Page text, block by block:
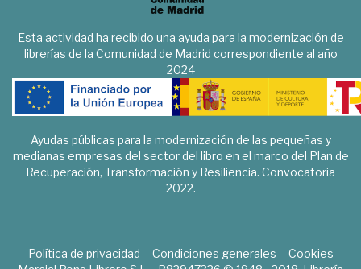
Esta actividad ha recibido una ayuda para la modernización de
librerías de la Comunidad de Madrid correspondiente al año
2024
Ayudas públicas para la modernización de las pequeñas y
medianas empresas del sector del libro en el marco del Plan de
Recuperación, Transformación y Resiliencia. Convocatoria
2022.
Política de privacidad Condiciones generales
Cookies